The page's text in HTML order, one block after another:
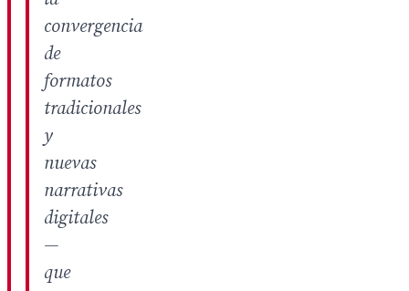
convergencia
de
formatos
tradicionales
y
nuevas
narrativas
digitales
—
que